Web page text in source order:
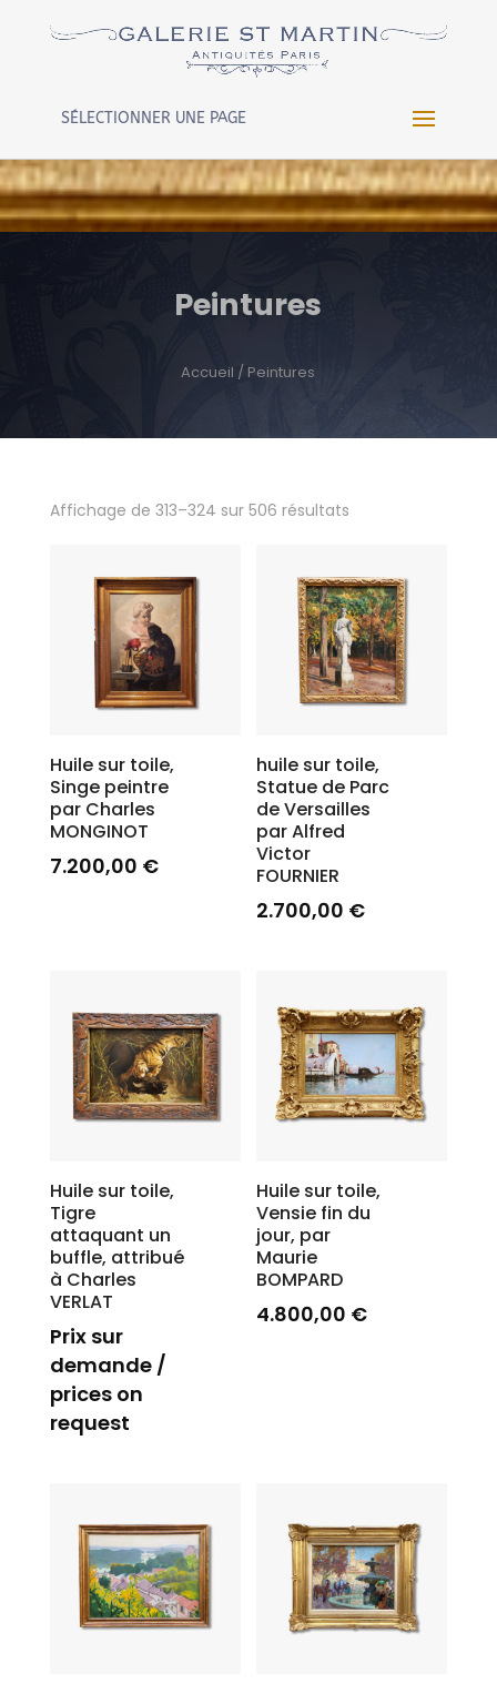
Warning: Constant WP_CRON_LOCK_TIMEOUT already
/htdocs/wp-config.phpon line
SÉLECTIONNER UNE PAGE
Peintures
Accueil / Peintures
Affichage de 313–324 sur 506 résultats
Huile sur toile,
Singe peintre
par Charles
MONGINOT
7.200,00 €
huile sur toile,
Statue de Parc
de Versailles
par Alfred
Victor
FOURNIER
2.700,00 €
Huile sur toile,
Tigre
attaquant un
buffle, attribué
à Charles
VERLAT
Prix sur
demande /
prices on
request
Huile sur toile,
Vensie fin du
jour, par
Maurie
BOMPARD
4.800,00 €